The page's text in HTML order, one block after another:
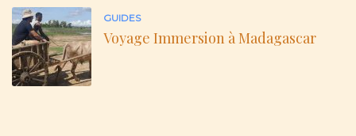
GUIDES
Voyage Immersion à Madagascar